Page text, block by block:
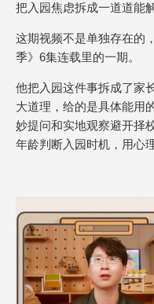
把入园焦虑拆成一道道能
这期视频不是单独存在的
季》6集连载里的一期。
他把入园这件事拆成了家
大道理，给的是具体能用
妙提问和实地观察避开择
年龄判断入园时机，用心